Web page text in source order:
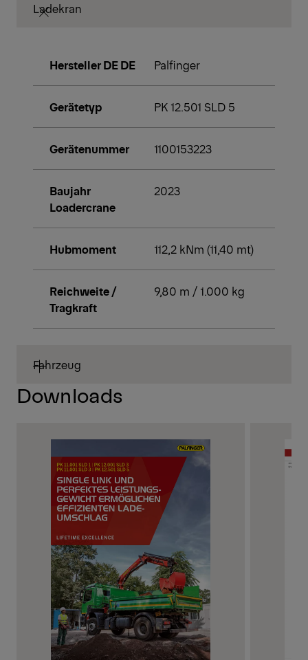
Ladekran
Hersteller DE DE Palfinger
Gerätetyp PK 12.501 SLD 5
Gerätenummer 1100153223
Baujahr
Loadercrane
2023
Hubmoment 112,2 kNm (11,40 mt)
Reichweite /
Tragkraft
9,80 m / 1.000 kg
Fahrzeug
Downloads